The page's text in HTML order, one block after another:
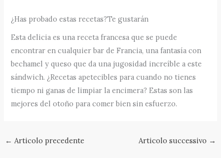
¿Has probado estas recetas?Te gustarán
Esta delicia es una receta francesa que se puede
encontrar en cualquier bar de Francia, una fantasía con
bechamel y queso que da una jugosidad increíble a este
sándwich. ¿Recetas apetecibles para cuando no tienes
tiempo ni ganas de limpiar la encimera? Estas son las
mejores del otoño para comer bien sin esfuerzo.
← Articolo precedente Articolo successivo →